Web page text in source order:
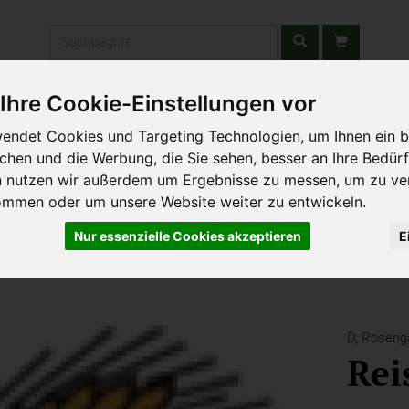
Cookie-Einstellungen vor
Cookies und Targeting Technologien, um Ihnen ein
und die Werbung, die Sie sehen, besser an Ihre
nutzen wir außerdem um Ergebnisse zu messen, um zu
oder um unsere Website weiter zu entwickeln.
Nur essenzielle Cookies akzeptieren
& Schulen Liefergebiet Wochenmarkt
D,